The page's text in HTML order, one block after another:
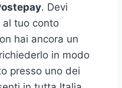
. Devi
tuo conto
hai ancora un
in modo
presso uno dei